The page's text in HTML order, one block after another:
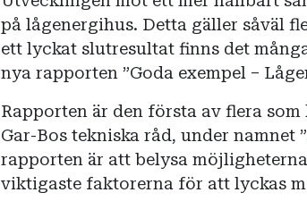
på lågenergihus. Detta gäller såväl
ett lyckat slutresultat finns det
nya rapporten ”Goda exempel –
Rapporten är den första av flera
Gar-Bos tekniska råd, under namnet
rapporten är att belysa
viktigaste faktorerna för att lyckas